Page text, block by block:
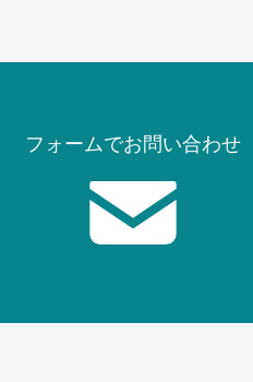
フォームでお問い合わせ